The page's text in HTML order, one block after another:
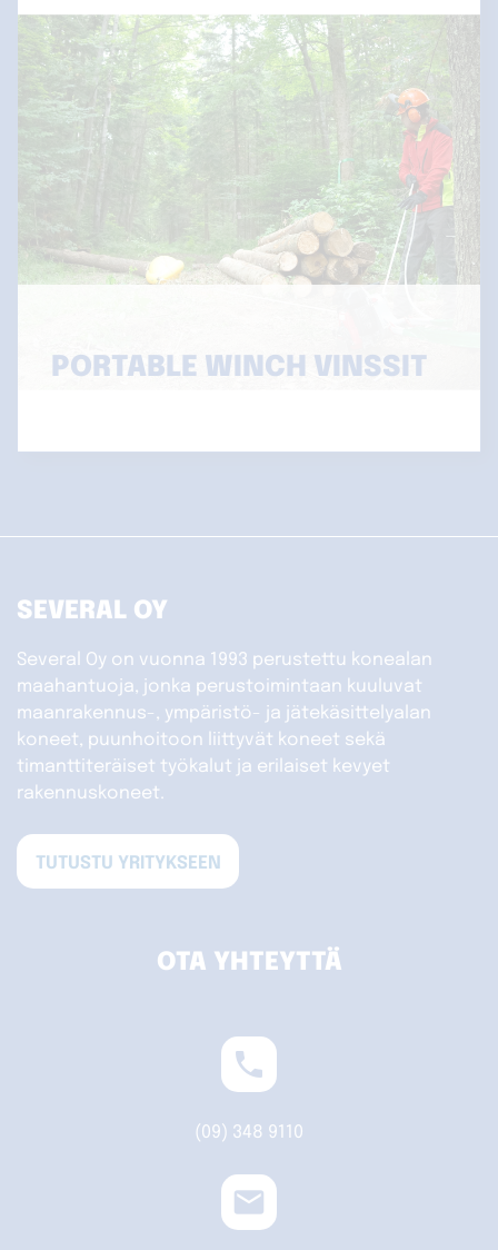
PORTABLE WINCH VINSSIT
SEVERAL OY
Several Oy on vuonna 1993 perustettu konealan
maahantuoja, jonka perustoimintaan kuuluvat
maanrakennus-, ympäristö- ja jätekäsittelyalan
koneet, puunhoitoon liittyvät koneet sekä
timanttiteräiset työkalut ja erilaiset kevyet
rakennuskoneet.
TUTUSTU YRITYKSEEN
OTA YHTEYTTÄ
phone
(09) 348 9110
email